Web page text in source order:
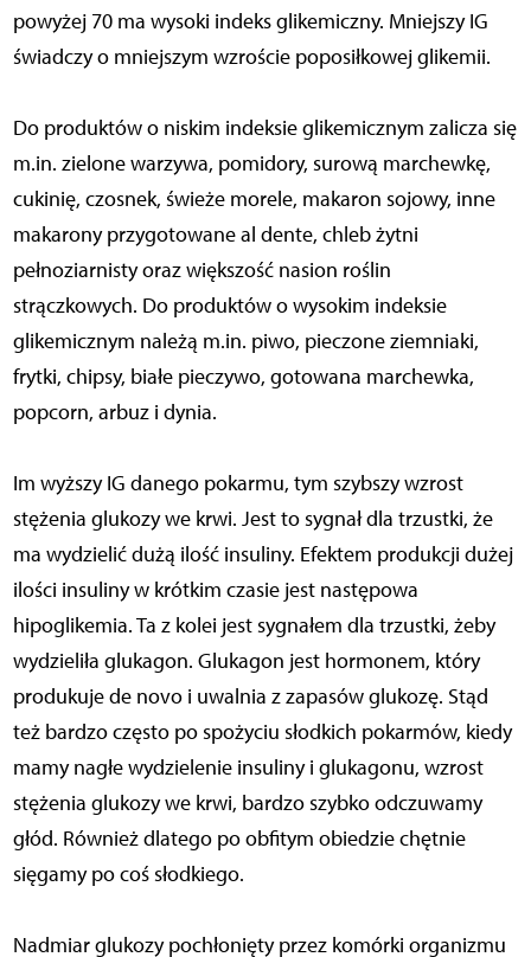
powyżej 70 ma wysoki indeks glikemiczny. Mniejszy IG
świadczy o mniejszym wzroście poposiłkowej glikemii.
Do produktów o niskim indeksie glikemicznym zalicza się
m.in. zielone warzywa, pomidory, surową marchewkę,
cukinię, czosnek, świeże morele, makaron sojowy, inne
makarony przygotowane al dente, chleb żytni
pełnoziarnisty oraz większość nasion roślin
strączkowych. Do produktów o wysokim indeksie
glikemicznym należą m.in. piwo, pieczone ziemniaki,
frytki, chipsy, białe pieczywo, gotowana marchewka,
popcorn, arbuz i dynia.
Im wyższy IG danego pokarmu, tym szybszy wzrost
stężenia glukozy we krwi. Jest to sygnał dla trzustki, że
ma wydzielić dużą ilość insuliny. Efektem produkcji dużej
ilości insuliny w krótkim czasie jest następowa
hipoglikemia. Ta z kolei jest sygnałem dla trzustki, żeby
wydzieliła glukagon. Glukagon jest hormonem, który
produkuje de novo i uwalnia z zapasów glukozę. Stąd
też bardzo często po spożyciu słodkich pokarmów, kiedy
mamy nagłe wydzielenie insuliny i glukagonu, wzrost
stężenia glukozy we krwi, bardzo szybko odczuwamy
głód. Również dlatego po obfitym obiedzie chętnie
sięgamy po coś słodkiego.
Nadmiar glukozy pochłonięty przez komórki organizmu